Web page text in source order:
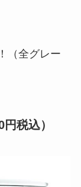
（全グレー
税込）